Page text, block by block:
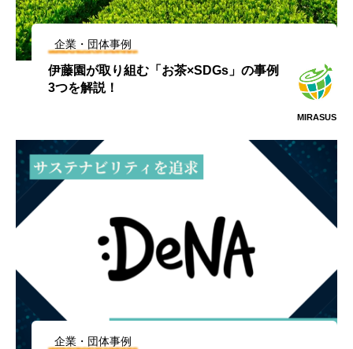
企業・団体事例
伊藤園が取り組む「お茶×SDGs」の事例
3つを解説！
MIRASUS
企業・団体事例